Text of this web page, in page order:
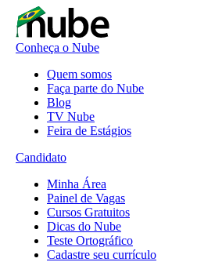
Conheça o Nube
Quem somos
Faça parte do Nube
Blog
TV Nube
Feira de Estágios
Candidato
Minha Área
Painel de Vagas
Cursos Gratuitos
Dicas do Nube
Teste Ortográfico
Cadastre seu currículo